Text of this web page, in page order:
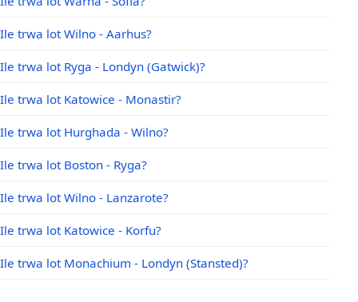
Ile trwa lot Wilno - Aarhus?
Ile trwa lot Ryga - Londyn (Gatwick)?
Ile trwa lot Katowice - Monastir?
Ile trwa lot Hurghada - Wilno?
Ile trwa lot Boston - Ryga?
Ile trwa lot Wilno - Lanzarote?
Ile trwa lot Katowice - Korfu?
Ile trwa lot Monachium - Londyn (Stansted)?